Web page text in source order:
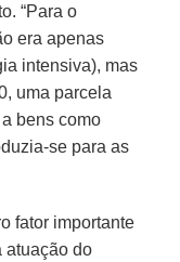
“Para o
era apenas
intensiva), mas
uma parcela
bens como
se para as
fator importante
atuação do